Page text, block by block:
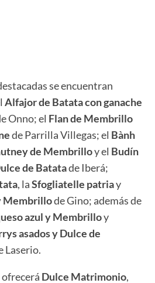
se encuentran
Alfajor de Batata con ganache
Onno; el Flan de Membrillo
de Parrilla Villegas; el Bành
de Membrilloy el Budín
de Batatade Iberá;
, laSfogliatelle patriay
Membrillode Gino; además de
azul y Membrilloy
asados y Dulce de
Laserio.
Dulce Matrimonio,